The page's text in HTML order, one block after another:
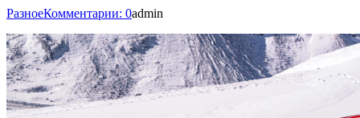
РазноеКомментарии: 0admin